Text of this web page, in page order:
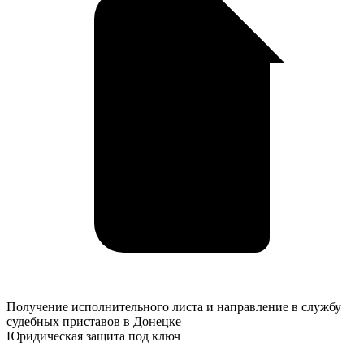
Получение
исполнительного
листа
Получение исполнительного листа и направление в службу
судебных приставов в Донецке
Юридическая защита под ключ